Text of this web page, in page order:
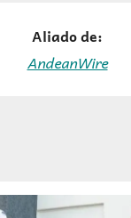
Aliado de:
AndeanWire